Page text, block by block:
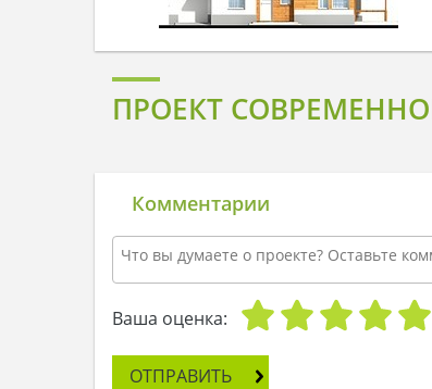
ПРОЕКТ
Комментарии
Ваша оценка:
ОТПРАВИТЬ